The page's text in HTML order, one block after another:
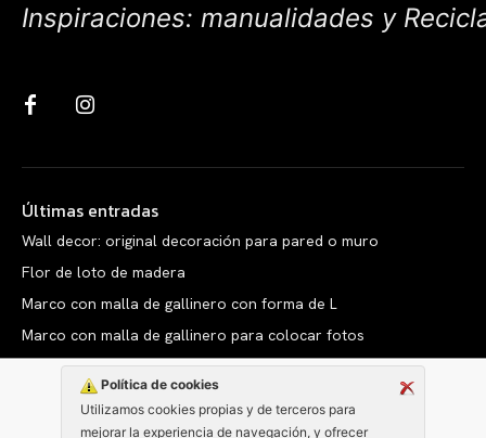
Política de cookies
Utilizamos cookies propias y de terceros para
mejorar la experiencia de navegación, y ofrecer
Inspiraciones: manualidades y
Últimas entradas
Wall decor: original decoración para pared o muro
Flor de loto de madera
Marco con malla de gallinero con forma de L
Marco con malla de gallinero para colocar fotos